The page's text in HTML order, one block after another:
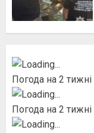
Погода на 2 тижні
Погода на 2 тижні